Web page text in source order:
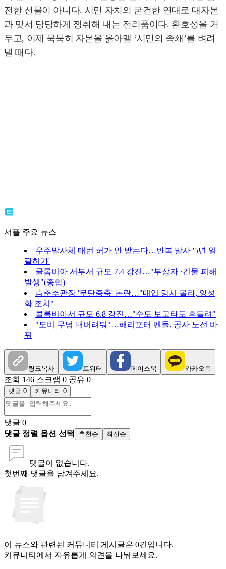
전한 선물이 아니다. 시민 자치의 굳건한 연대로 대자본
과 맞서 당당하게 쟁취해 내는 전리품이다. 환호성을 거
두고, 이제 묵묵히 자본을 옭아맬 ‘시민의 족쇄’를 벼려
낼 때다.
서플 주요 뉴스
우주발사체 매번 허가 안 받는다…반복 발사 '5년 일
괄허가'
콜롬비아 서부서 규모 7.4 강진…"부상자 ·건물 피해
발생"(종합)
靑춘추관장 '무단증축' 논란…"매입 당시 몰라, 양성
화 조치"
콜롬비아서 규모 6.8 강진…"수도 보고타도 흔들려"
"도비 무덤 내버려둬"…해리포터 팬들, 공사 노선 바
꿔
링크복사 트위터 페이스북 카카오톡
조회 146 스크랩 0 공유 0
댓글 0 커뮤니티 0
댓글 0
댓글 정렬 옵션 선택
추천순 최신순
댓글이 없습니다.
첫번째 댓글을 남겨주세요.
이 뉴스와 관련된 커뮤니티 게시글은 0건입니다.
커뮤니티에서 자유롭게 의견을 나눠보세요.